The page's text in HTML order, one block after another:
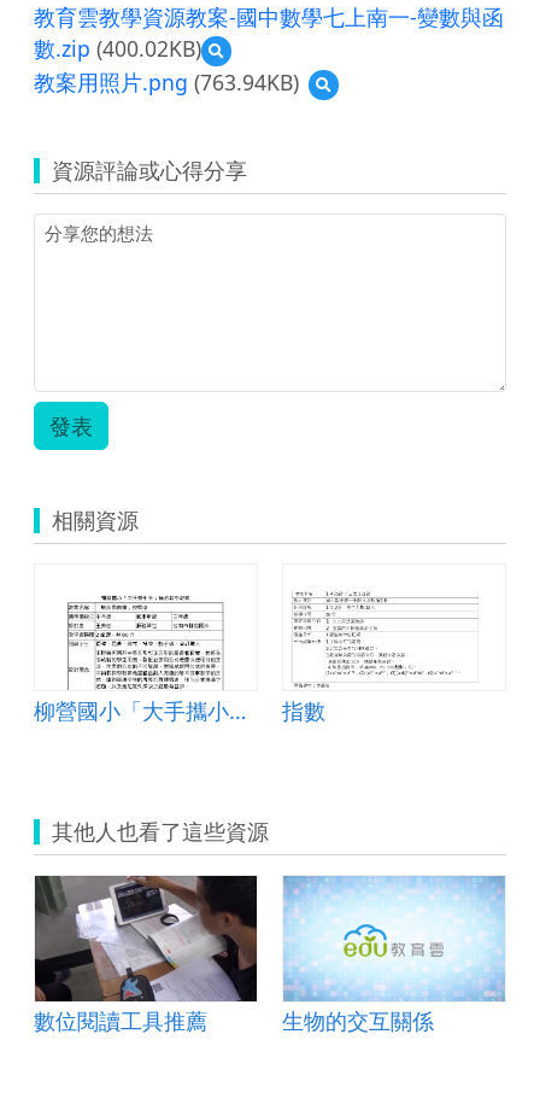
教育雲教學資源教案-國中數學七上南一-變數與函
數.zip (400.02KB)
預
覽
教
教
學
資
七
教案用照片.png (763.94KB)
預
覽
照
片.png
資源評論或心得分享
發表
相關資源
柳營國小「大手攜小手」補救教學教案 指數
其他人也看了這些資源
數位閱讀工具推薦 生物的交互關係